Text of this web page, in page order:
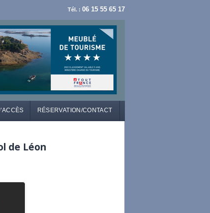
Tél. : 06 15 55 65 17
RÉSERVATION/CONTACT
de Léon